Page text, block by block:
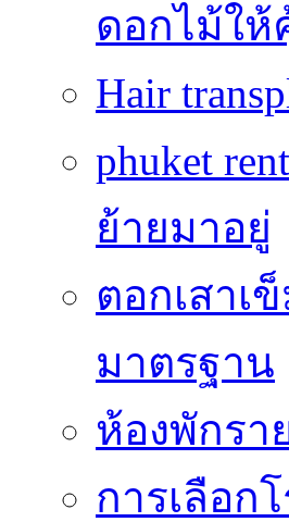
ดอกไม้ให้
Hair
phuket
ย้ายมาอยู่
ตอกเสาเ
มาตรฐาน
ห้องพักรา
การเลือก